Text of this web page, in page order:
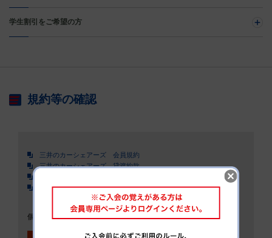
学生割引をご希望の方
規約等の確認
三井のカーシェアーズ 会員規約
三井のカーシェアーズ 貸渡約款
三井不動産リアルティ 個人情報の取り扱いについて
個人情報の取り扱いについて、会員規約、貸渡約款を承認する